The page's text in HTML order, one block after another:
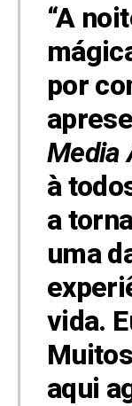
“A
por
Media
à
a
uma
vida.
aqui